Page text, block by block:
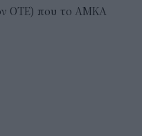
ΟΤΕ) που το ΑΜΚΑ